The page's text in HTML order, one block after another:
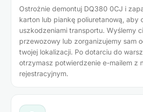
Ostrożnie demontuj DQ380 0CJ i
karton lub piankę poliuretanową, aby
uszkodzeniami transportu. Wyślemy
przewozowy lub zorganizujemy sam
twojej lokalizacji. Po dotarciu do
otrzymasz potwierdzenie e-mailem z
rejestracyjnym.